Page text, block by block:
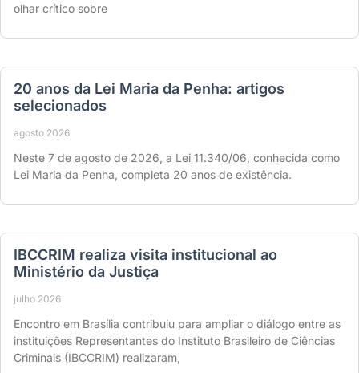
olhar crítico sobre
20 anos da Lei Maria da Penha: artigos
selecionados
agosto 2026
Neste 7 de agosto de 2026, a Lei 11.340/06, conhecida como
Lei Maria da Penha, completa 20 anos de existência.
IBCCRIM realiza visita institucional ao
Ministério da Justiça
julho 2026
Encontro em Brasília contribuiu para ampliar o diálogo entre as
instituições Representantes do Instituto Brasileiro de Ciências
Criminais (IBCCRIM) realizaram,